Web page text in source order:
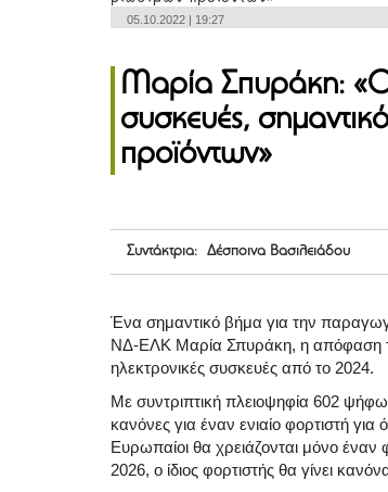
05.10.2022 | 19:27
Μαρία Σπυράκη: «Ο
συσκευές,
προϊόντων»
Συντάκτρια: Δέσποινα Βασιλειάδου
Ένα σημαντικό βήμα για την
ΝΔ-ΕΛΚ Μαρία Σπυράκη, η απόφαση
ηλεκτρονικές συσκευές από το 2024.
Με συντριπτική πλειοψηφία 602
κανόνες για έναν ενιαίο φορτιστή
Ευρωπαίοι θα χρειάζονται μόνο έναν
2026, ο ίδιος φορτιστής θα γίνει